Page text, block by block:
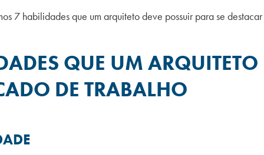
7 habilidades que um arquiteto deve possuir para se
QUE UM ARQUITETO
DE TRABALHO